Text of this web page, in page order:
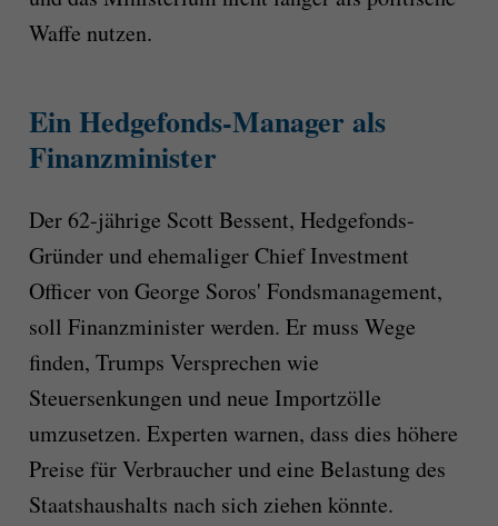
Waffe nutzen.
Ein Hedgefonds-Manager als
Finanzminister
Der 62-jährige Scott Bessent, Hedgefonds-
Gründer und ehemaliger Chief Investment
Officer von George Soros' Fondsmanagement,
soll Finanzminister werden. Er muss Wege
finden, Trumps Versprechen wie
Steuersenkungen und neue Importzölle
umzusetzen. Experten warnen, dass dies höhere
Preise für Verbraucher und eine Belastung des
Staatshaushalts nach sich ziehen könnte.